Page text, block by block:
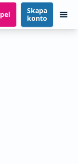
Skapa
konto